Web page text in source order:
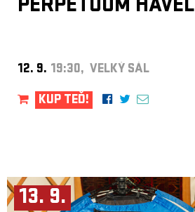
PERPETUUM HAVEL
12. 9. 19:30, VELKÝ SÁL
KUP TEĎ!
13. 9.